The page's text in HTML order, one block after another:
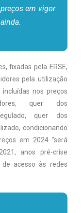
em vigor
fixadas pela ERSE,
pela utilização
nos preços
quer dos
quer dos
condicionando
em 2024 “será
anos pré-crise
acesso às redes